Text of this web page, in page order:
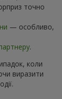
точно
— особливо,
.
коли
виразити